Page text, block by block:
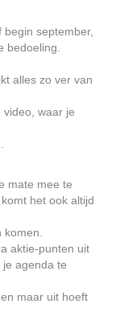
begin september,
bedoeling.
alles zo ver van
video, waar je
mate mee te
het ook altijd
aktie-punten uit
agenda te
maar uit hoeft